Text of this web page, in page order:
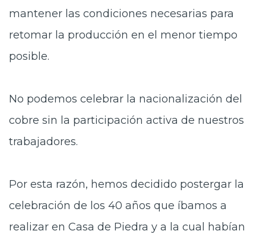
mantener las condiciones necesarias para
retomar la producción en el menor tiempo
posible.
No podemos celebrar la nacionalización del
cobre sin la participación activa de nuestros
trabajadores.
Por esta razón, hemos decidido postergar la
celebración de los 40 años que íbamos a
realizar en Casa de Piedra y a la cual habían